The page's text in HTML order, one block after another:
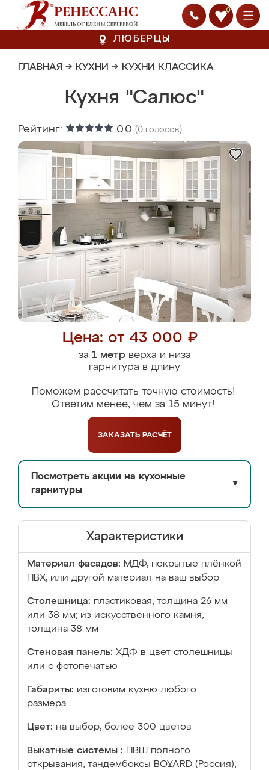
0
ЛЮБЕРЦЫ
ГЛАВНАЯ → КУХНИ → КУХНИ КЛАССИКА
Кухня "Салюс"
Рейтинг: 0.0 (0 голосов)
Цена: от 43 000 ₽
за 1 метрверха и низа
гарнитура в длину
Поможем рассчитать точную стоимость!
Ответим менее, чем за 15 минут!
ЗАКАЗАТЬ РАСЧЁТ
Посмотреть акции на кухонные
гарнитуры
▼
Характеристики
Материал фасадов: МДФ, покрытые плёнкой
ПВХ, или другой материал на ваш выбор
Столешница: пластиковая, толщина 26 мм
или 38 мм; из искусственного камня,
толщина 38 мм
Стеновая панель: ХДФ в цвет столешницы
или с фотопечатью
Габариты: изготовим кухню любого
размера
Цвет: на выбор, более 300 цветов
Выкатные системы :
ПВШ полного
открывания, тандембоксы BOYARD (Россия),